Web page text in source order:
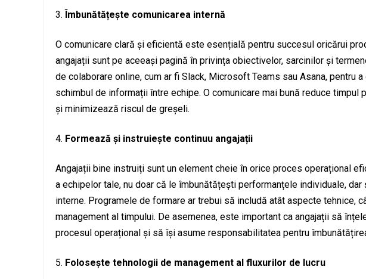
Îmbunătățește comunicarea internă
O comunicare clară și eficientă este esențială pentru succesul oricărui
angajații sunt pe aceeași pagină în privința obiectivelor, sarcinilor și
de colaborare online, cum ar fi Slack, Microsoft Teams sau Asana, pentru
schimbul de informații între echipe. O comunicare mai bună reduce timpul
și minimizează riscul de greșeli.
Formează și instruiește continuu angajații
Angajații bine instruiți sunt un element cheie în orice proces operațional
a echipelor tale, nu doar că le îmbunătățești performanțele individuale,
interne. Programele de formare ar trebui să includă atât aspecte tehnice,
management al timpului. De asemenea, este important ca angajații să
procesul operațional și să își asume responsabilitatea pentru
Folosește tehnologii de management al fluxurilor de lucru